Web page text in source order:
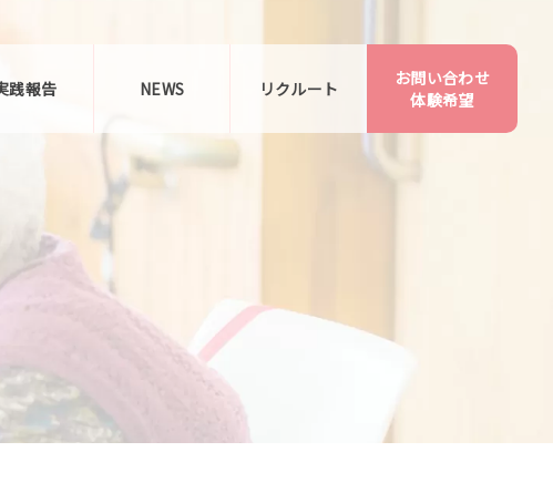
践報告 NEWS リクルート
お問い合わせ
体験希望